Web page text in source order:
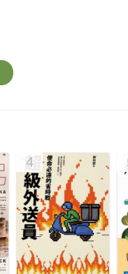
秩序？
響著我們的未來。
的過去、現在、未來
策略，
動
4